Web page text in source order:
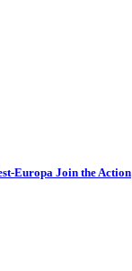
Europa Join the Action